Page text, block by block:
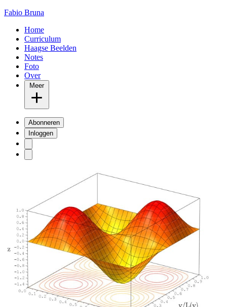
Fabio Bruna
Home
Curriculum
Haagse Beelden
Notes
Foto
Over
Meer
Abonneren
Inloggen